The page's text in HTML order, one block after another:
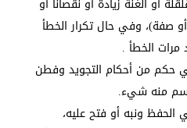
أو الغنة زيادة أو نقصاناً أو
صفة)، وفي حال تكرار الخطأ
مرات الخطأ .
حكم من أحكام التجويد وفطن
منه شيء.
الحفظ ونبه أو فتح عليه،